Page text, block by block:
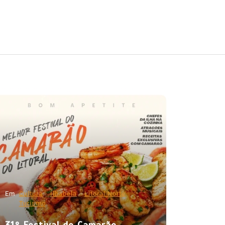
Em Cultura Ilhabela
Litoral Norte
Turismo